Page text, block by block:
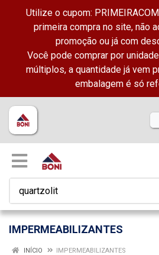
Utilize o cupom:
primeira compra no site, não
promoção ou já com
Você pode comprar por
múltiplos, a quantidade já vem
embalagem é só
IMPERMEABILIZANTES
INÍCIO IMPERMEABILIZANTES